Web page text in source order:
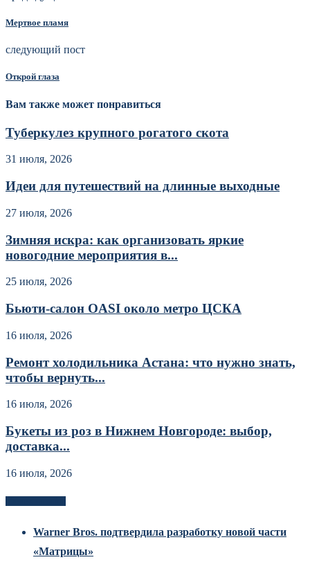
Мертвое пламя
следующий пост
Открой глаза
Вам также может понравиться
Туберкулез крупного рогатого скота
31 июля, 2026
Идеи для путешествий на длинные выходные
27 июля, 2026
Зимняя искра: как организовать яркие
новогодние мероприятия в...
25 июля, 2026
Бьюти-салон OASI около метро ЦСКА
16 июля, 2026
Ремонт холодильника Астана: что нужно знать,
чтобы вернуть...
16 июля, 2026
Букеты из роз в Нижнем Новгороде: выбор,
доставка...
16 июля, 2026
Warner Bros. подтвердила разработку новой части
«Матрицы»